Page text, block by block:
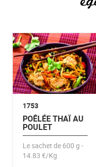
1753
POÊLÉE THAÏ AU
POULET
Le sachet de 600 g -
14.83 €/Kg